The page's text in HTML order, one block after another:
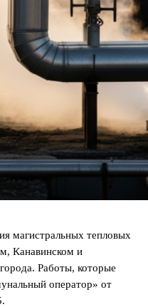
магистральных тепловых
Канавинском и
Работы, которые
оператор» от